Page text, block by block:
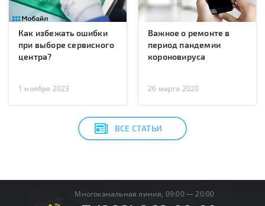
Как избежать ошибки
при выборе сервисного
центра?
1 ноября 2023
Важное о ремонте в
период пандемии
короновируса
26 марта 2020
ВСЕ СТАТЬИ
Многоканальная линия, 09:00 — 20:00